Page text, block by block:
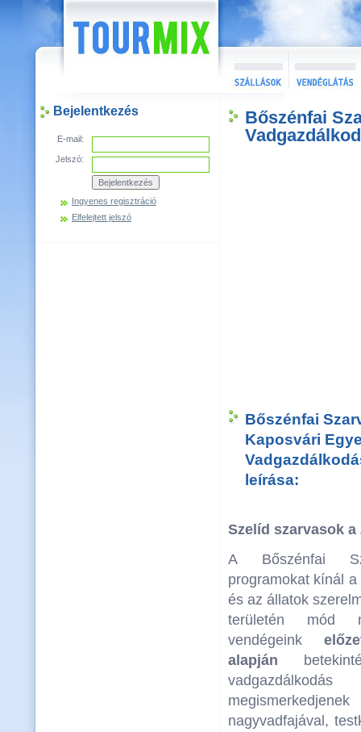
Bejelentkezés
E-mail:
Jelszó:
Ingyenes regisztráció
Elfelejtett jelszó
Bőszénfai
Bőszénfai
Kaposvári
leírása:
Szelíd szarvasok a
A Bőszénfai
programokat kínál
és az állatok
területén mód
vendégeink
alapján
nagyvadfajával,